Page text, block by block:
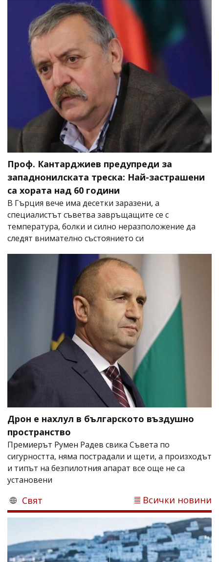
Проф. Кантарджиев предупреди за
западнонилската треска: Най-застрашени
са хората над 60 години
В Гърция вече има десетки заразени, а
специалистът съветва завръщащите се с
температура, болки и силно неразположение да
следят внимателно състоянието си
Дрон е нахлул в българското въздушно
пространство
Премиерът Румен Радев свика Съвета по
сигурността, няма пострадали и щети, а произходът
и типът на безпилотния апарат все още не са
установени
Свят Всички новини